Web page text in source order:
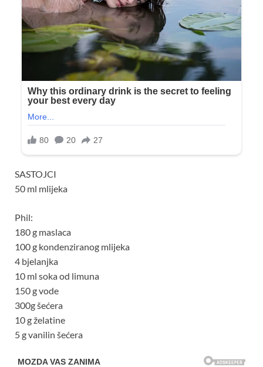
SASTOJCI
50 ml mlijeka
Phil:
180 g maslaca
100 g kondenziranog mlijeka
4 bjelanjka
10 ml soka od limuna
150 g vode
300g šećera
10 g želatine
5 g vanilin šećera